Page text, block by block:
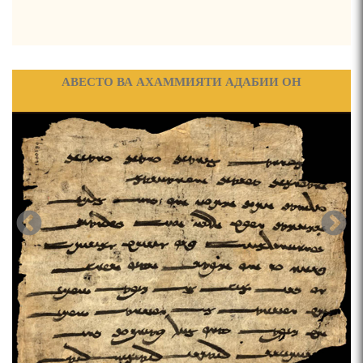
САНЪАТҲОИ БАДЕИИ МАЪНОӢ ДАР АШЪОРИ
КАМОЛИ ХУҶАНДӢ ЗУЛФИЯ ИСМАТОВА.
МИРЗО ТУРСУНЗОДА – ШОИРИ ВАТАНХОҲ ВА
ИНСОНДӮСТ
ПРЕДПОСЫЛКИ СТАНОВЛЕНИЯ
ФИЛОЛОГИЧЕСКОГО РОМАНА В ТАДЖИКСКОЙ
МУРУВВАТИЁН ДЖ. ДЖ.
МОҲИЯТИ ИҶТИМОИИ ТАСВИР ДАР ШЕЪРИ ҚУТБӢ
КИРОМ
ФАРҲАНГИ ХАЛҚИ ТОҶИК ДАР ДАВРАИ ТАМАДДУНИ